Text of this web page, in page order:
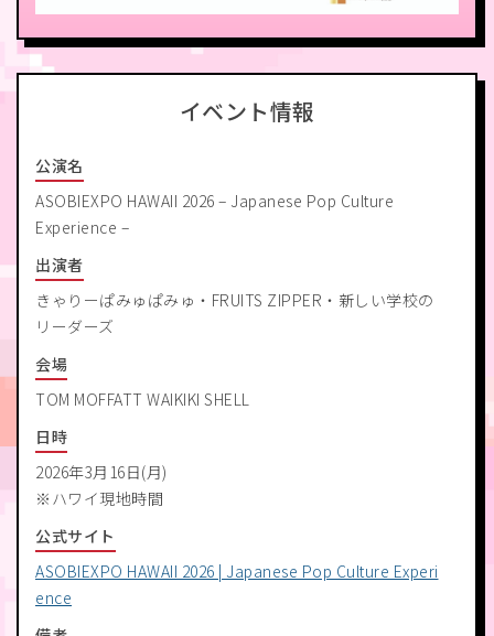
イベント情報
公演名
ASOBIEXPO HAWAII 2026 – Japanese Pop Culture
Experience –
出演者
きゃりーぱみゅぱみゅ・FRUITS ZIPPER・新しい学校の
リーダーズ
会場
TOM MOFFATT WAIKIKI SHELL
日時
2026年3月16日(月)
ハワイ現地時間
公式サイト
ASOBIEXPO HAWAII 2026 | Japanese Pop Culture Experi
ence